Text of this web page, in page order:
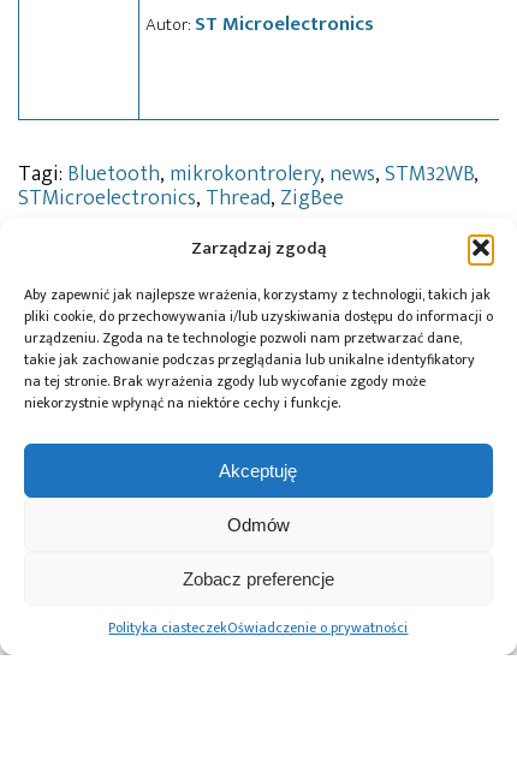
Zarządzaj zgodą
Aby zapewnić jak najlepsze wrażenia, korzystamy z technologii, takich jak
pliki cookie, do przechowywania i/lub uzyskiwania dostępu do informacji o
urządzeniu. Zgoda na te technologie pozwoli nam przetwarzać dane,
takie jak zachowanie podczas przeglądania lub unikalne identyfikatory
na tej stronie. Brak wyrażenia zgody lub wycofanie zgody może
niekorzystnie wpłynąć na niektóre cechy i funkcje.
Akceptuję
Odmów
Zobacz preferencje
Polityka ciasteczekOświadczenie o prywatności
Autor: ST Microelectronics
Tagi: Bluetooth, mikrokontrolery, news,STM32WB,
STMicroelectronics, Thread, ZigBee
Przeczytaj również:
Farnell podejmuje
z Hailo w zakresie
Infineon i LS
ELECTRIC
wspólnie opracują
rozwiązania
stałym centrów
wykorzystujących
ICEYE pozyskuje
inwestycję
Komisji
Europejskiej